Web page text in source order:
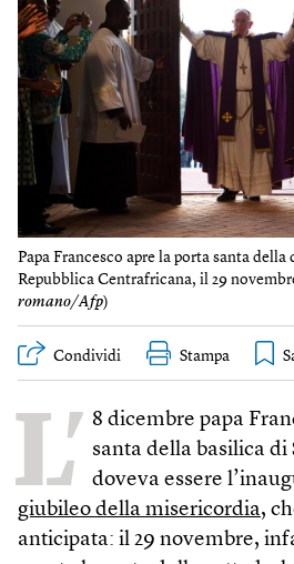
Papa Francesco apre la porta santa
Repubblica Centrafricana, il 29
romano/Afp)
Condividi Stampa
L’ 8 dicembre papa
santa della basilica di
doveva essere
giubileo della misericordia,
anticipata: il 29 novembre,